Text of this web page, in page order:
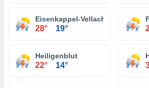
Eisenkappel-Vellach
28° 19°
Heiligenblut
22° 14°